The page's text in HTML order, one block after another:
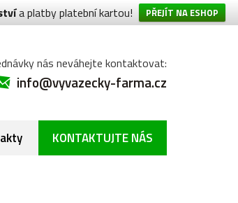
a platby platební kartou! PŘEJÍT NA ESHOP
nás neváhejte kontaktovat:
info@vyvazecky-farma.cz
KONTAKTUJTE NÁS